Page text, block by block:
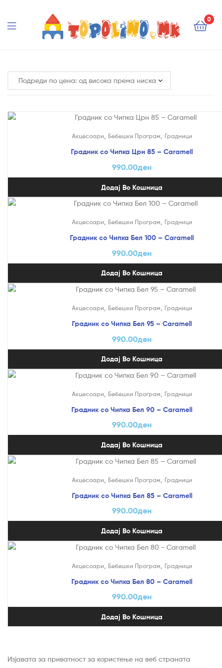
0
Акцесоари Бебешки Програм Градници
Градник со Чипка Црн 85 – Caramell
990.00ден
Додај Во Кошница
Акцесоари Бебешки Програм Градници
Градник со Чипка Бел 100 – Caramell
990.00ден
Додај Во Кошница
Акцесоари Бебешки Програм Градници
Градник со Чипка Бел 95 – Caramell
990.00ден
Додај Во Кошница
Акцесоари Бебешки Програм Градници
Градник со Чипка Бел 90 – Caramell
990.00ден
Додај Во Кошница
Акцесоари Бебешки Програм Градници
Градник со Чипка Бел 85 – Caramell
990.00ден
Додај Во Кошница
Акцесоари Бебешки Програм Градници
Градник со Чипка Бел 80 – Caramell
990.00ден
Додај Во Кошница
Изјавата за приватност за користење на веб страната